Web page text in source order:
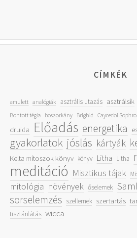
CÍMKÉK
amulett analógiák asztrális utazás asztrálsík
Bontott tégla
boszorkány Brighid Caycedoi
druida Előadás energetika
gyakorlatok jóslás kártyák
Kelta mítoszok könyv könyv Litha Litha
meditáció Misztikus tájak
mitológia növények őselemek
sorselemzés szellemek szertartás
tisztánlátás wicca